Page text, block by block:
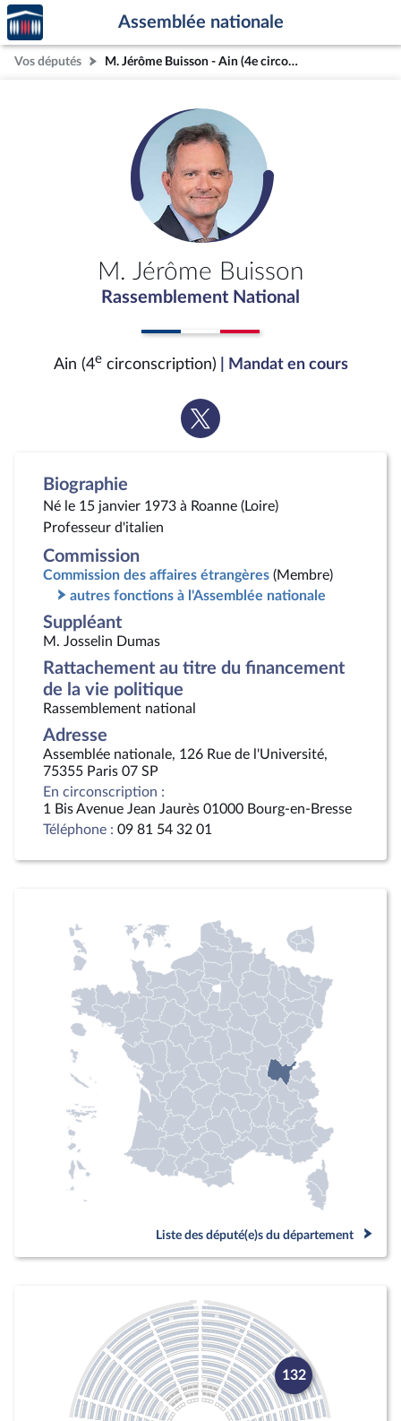
Aller au contenu
Aller en bas de la page
Accèder
à la
page
d'accueil
Assemblée nationale
Vos députés M. Jérôme Buisson - Ain (4e circonscription)
M. Jérôme Buisson
Rassemblement National
Ain (4ecirconscription) | Mandat en cours
Voir
la
Biographie
Né le 15 janvier 1973 à Roanne (Loire)
Professeur d'italien
Commission
Commission des affaires étrangères (Membre)
autres fonctions à l'Assemblée nationale
Suppléant
M. Josselin Dumas
Rattachement au titre du financement
de la vie politique
Rassemblement national
Adresse
Assemblée nationale, 126 Rue de l'Université,
75355 Paris 07 SP
En circonscription :
1 Bis Avenue Jean Jaurès 01000 Bourg-en-Bresse
Téléphone : 09 81 54 32 01
Liste des député(e)s du département
132